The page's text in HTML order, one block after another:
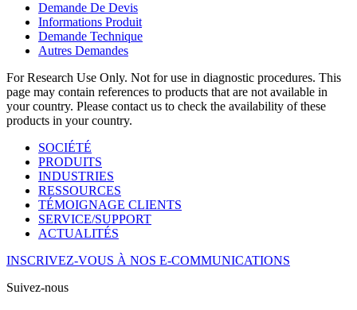
Demande De Devis
Informations Produit
Demande Technique
Autres Demandes
For Research Use Only. Not for use in diagnostic procedures. This
page may contain references to products that are not available in
your country. Please contact us to check the availability of these
products in your country.
SOCIÉTÉ
PRODUITS
INDUSTRIES
RESSOURCES
TÉMOIGNAGE CLIENTS
SERVICE/SUPPORT
ACTUALITÉS
INSCRIVEZ-VOUS À NOS E-COMMUNICATIONS
Suivez-nous